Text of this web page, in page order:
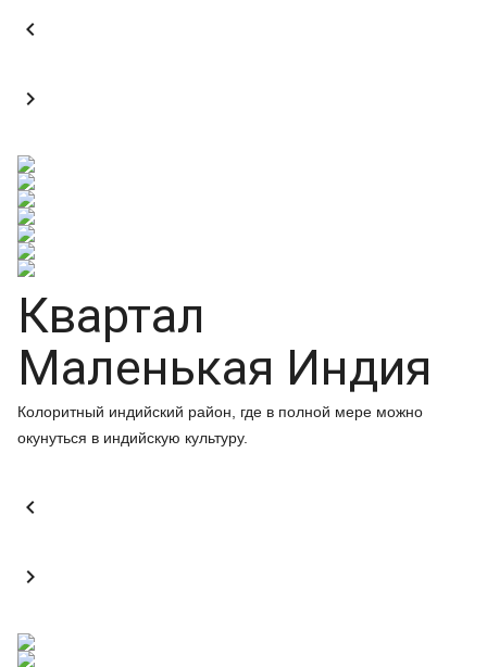


Квартал
Маленькая Индия
Колоритный индийский район, где в полной мере можно
окунуться в индийскую культуру.

